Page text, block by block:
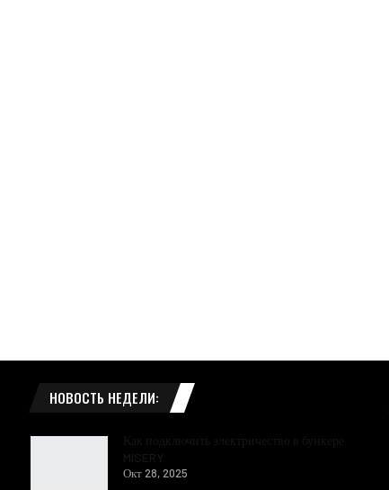
НОВОСТЬ НЕДЕЛИ:
Окт 28, 2025